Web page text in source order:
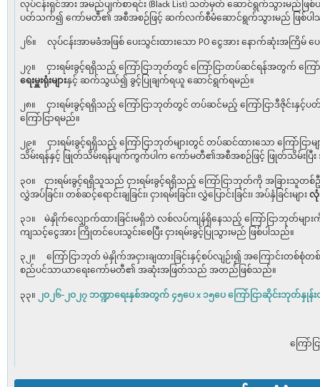
လုပ်ငန်းရှင်အား အမည်ပျက်စာရင်း (Black List) သတ်မှတ် ဆောင်ရွက်သွားမည်ဖြ
ပတ်သက်၍ ကော်မတီ၏ အစီအစဉ်ဖြင့် ဆက်လက်စီမံဆောင်ရွက်သွားမည် ဖြစ်ပါ
၂၆။ လုပ်ငန်းအာမခံအဖြစ် ပေးသွင်းထားသော PO ငွေအား နောက်ဆုံးအကြိမ် ပ
၂၇။ ငှားရမ်းခွင့်ရရှိသည့် ကြော်ငြာဘုတ်တွင် ကြော်ငြာတပ်ဆင်ရန်အတွက် ကြ
ရေးမှူးရုံးများနှင့် ဆက်သွယ်၍ ခွင့်ပြုချက်ရယူ ဆောင်ရွက်ရမည်။
၂၈။ ငှားရမ်းခွင့်ရရှိသည့် ကြော်ငြာဘုတ်တွင် တပ်ဆင်မည့် ကြော်ငြာဒီဇိုင်း
ကြော်ငြာရမည်။
၂၉။ ငှားရမ်းခွင့်ရရှိသည့် ကြော်ငြာဘုတ်များတွင် တပ်ဆင်ထားသော ကြော်င
သိမ်းရန်နှင့် ဖြုတ်သိမ်းရန်ပျက်ကွက်ပါက ကော်မတီ၏အစီအစဉ်ဖြင့် ဖြုတ်သိမ်းပြီ
၃၀။ ငှားရမ်းခွင့်ရရှိသူသည် ငှားရမ်းခွင့်ရရှိသည့် ကြော်ငြာဘုတ်ကို အခြား
လွှဲအပ်ခြင်း၊ တစ်ဆင့်ရောင်းချခြင်း၊ ငှားရမ်းခြင်း၊ လွှဲပြောင်းခြင်း၊ အပ်နှံခြင်းများလုံ
၃၁။ မဲနှိုက်လျှောက်ထားခြင်းမရှိဘဲ လစ်လပ်ကျန်ရှိနေသည့် ကြော်ငြာဘုတ်များ
ကျသင့်ငွေအား ကြိုတင်ပေးသွင်းစေပြီး ငှားရမ်းခွင့်ပြုသွားမည် ဖြစ်ပါသည်။
၃၂။ ကြော်ငြာဘုတ် မဲနှိုက်အငှားချထားခြင်းနှင့်စပ်လျဉ်း၍ အကြောင်းတစ်စုံတ
စည်ပင်သာယာရေးကော်မတီ၏ အဆုံးအဖြတ်သည် အတည်ဖြစ်သည်။
၃၃။ ၂ဝ၂၆-၂ဝ၂၇ ဘဏ္ဍာရေးနှစ်အတွက် ၄၅ပေ x ၁၅ပေ ကြော်ငြာဆိုင်းဘုတ်နှုန်း
ကြော်